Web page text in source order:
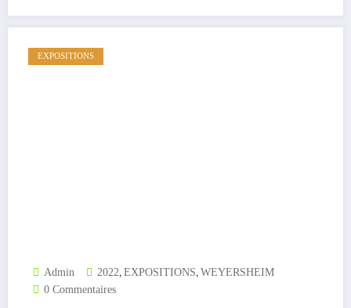
EXPOSITIONS
Admin 2022, EXPOSITIONS, WEYERSHEIM
0 Commentaires